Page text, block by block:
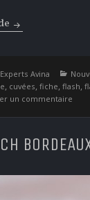
Les flash
Avina
, cuvées,fiche,flash,
un commentaire